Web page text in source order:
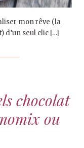
mon rêve (la
d’un seul clic […]
chocolat
ou